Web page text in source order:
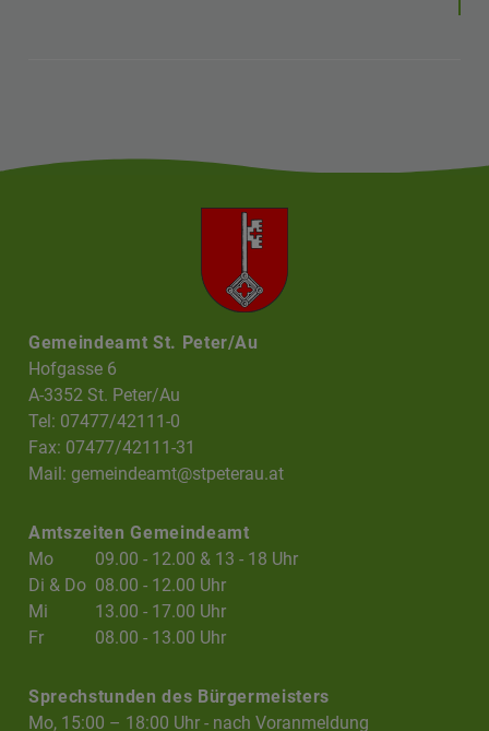
Gemeindeamt St. Peter/Au
Hofgasse 6
A-3352 St. Peter/Au
Tel: 07477/42111-0
Fax: 07477/42111-31
Mail:gemeindeamt@stpeterau.at
Amtszeiten Gemeindeamt
Mo
09.00 - 12.00 & 13 - 18 Uhr
Di & Do 08.00 - 12.00 Uhr
Mi
13.00 - 17.00 Uhr
Fr
08.00 - 13.00 Uhr
Sprechstunden des Bürgermeisters
Mo, 15:00 – 18:00 Uhr - nach Voranmeldung